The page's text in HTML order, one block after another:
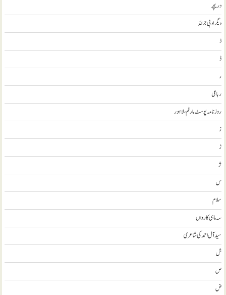
دریچہ
ديگر ادبی جرائد
ذ
ڈ
ر
رباعی
روزنامہ پوسٹ مارٹم، لاہور
ز
ڑ
ژ
س
سلام
سہ ماہی کارواں
سيد آل احمد کی شاعری
ش
ص
ض